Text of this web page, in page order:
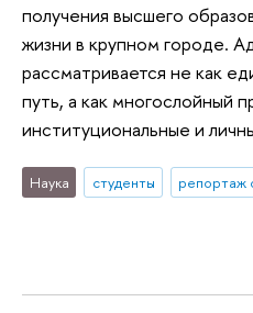
получения высшего
жизни в крупном городе.
рассматривается не как
путь, а как многослойный
институциональные и
Наука студенты репортаж